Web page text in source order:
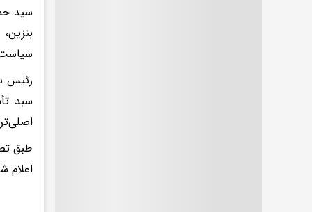
سید
رئیس
سبد
طبق
اعلام